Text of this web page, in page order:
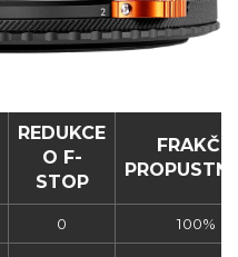
REDUKCE
O F-
STOP
FRAKČNÍ
0 100%